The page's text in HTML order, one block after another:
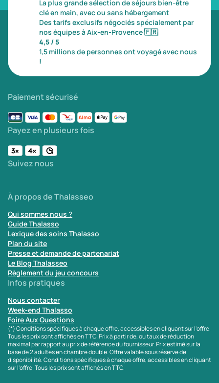
La plus grande sélection de séjours bien-être
clé en main, avec ou sans hébergement
Des tarifs exclusifs négociés spécialement par
nos équipes à Aix-en-Provence🇫🇷
4,5 / 5
1,5 millions de personnes ont voyagé avec nous
!
Paiement sécurisé
Payez en plusieurs fois
Suivez nous
À propos de Thalasseo
Qui sommes nous ?
Guide Thalasso
Lexique des soins Thalasso
Plan du site
Presse et demande de partenariat
Le Blog Thalasseo
Règlement du jeu concours
Infos pratiques
Nous contacter
Week-end Thalasso
Foire Aux Questions
(*) Conditions spécifiques à chaque offre, accessibles en cliquant sur l'offre.
Tous les prix sont affichés en TTC. Prix à partir de, ou taux de réduction
maximal par rapport au prix de référence du fournisseur. Prix estimé sur la
base de 2 adultes en chambre double. Offre valable sous réserve de
disponibilité. Conditions spécifiques à chaque offre, accessibles en cliquant
sur l'offre. Tous les prix sont affichés en TTC.